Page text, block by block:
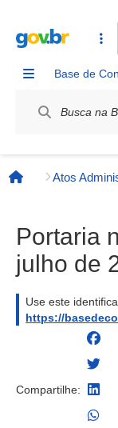
Base de
Página inicial
Atos
Portaria
julho de
Use este
https://
Compartilhe: